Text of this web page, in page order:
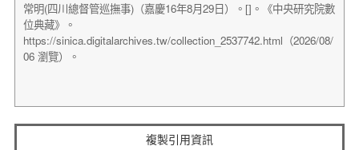
複製引用資訊